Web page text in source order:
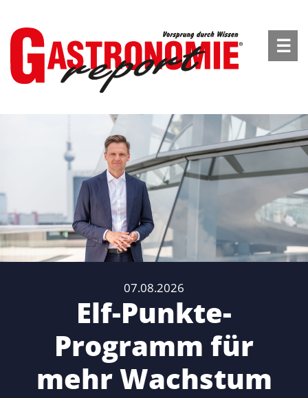
☰
07.08.2026
Elf-Punkte-
Programm für
mehr Wachstum